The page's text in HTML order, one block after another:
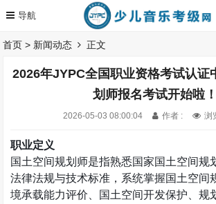
首页 > 新闻动态 正文
2026年JYPC全国职业资格考试认证
划师报名考试开始啦！
2026-05-03 08:00:04 作者 : 浏
职业定义
国土空间规划师是指熟悉国家国土空间规
法律法规与技术标准，系统掌握国土空间
境承载能力评价、国土空间开发保护、规